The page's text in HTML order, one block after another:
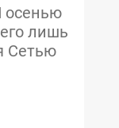
осенью
лишь
Сетью